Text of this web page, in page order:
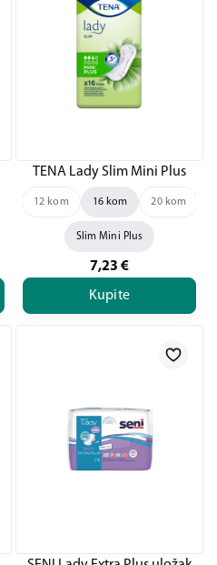
TENA Lady Slim Mini Plus
12 kom 16 kom 20 kom
Slim Mini Plus
7,23 €
Kupite